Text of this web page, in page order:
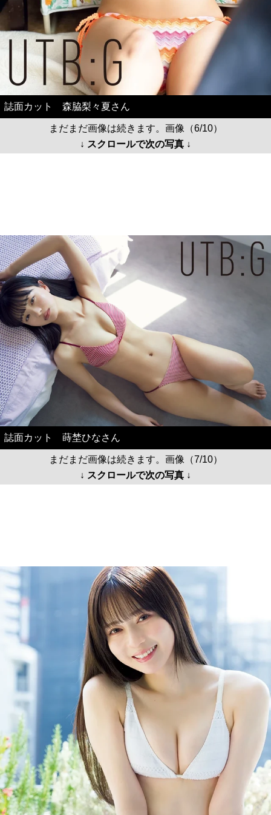
誌面カット 森脇梨々夏さん
まだまだ画像は続きます。画像（6/10）
↓ スクロールで次の写真 ↓
誌面カット 蒔埜ひなさん
まだまだ画像は続きます。画像（7/10）
↓ スクロールで次の写真 ↓